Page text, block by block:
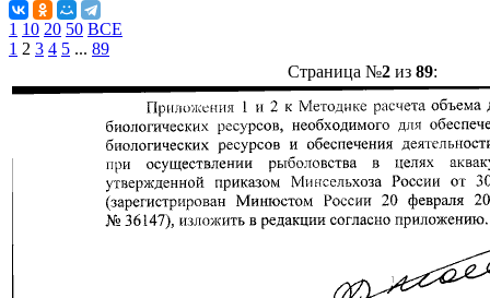
1 10 20 50 ВСЕ
1 2 3 4 5 ... 89
Страница №2из 89: